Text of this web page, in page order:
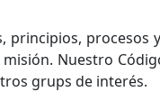
principios, procesos
Nuestro
grups de interés.